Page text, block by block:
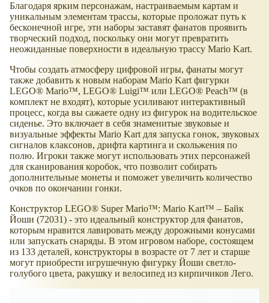
Благодаря ярким персонажам, настраиваемым картам и
уникальным элементам трассы, которые проложат путь к
бесконечной игре, эти наборы заставят фанатов проявить
творческий подход, поскольку они могут превратить
неожиданные поверхности в идеальную трассу Mario Kart.
Чтобы создать атмосферу цифровой игры, фанаты могут
также добавить к новым наборам Mario Kart фигурки
LEGO® Mario™, LEGO® Luigi™ или LEGO® Peach™ (в
комплект не входят), которые усиливают интерактивный
процесс, когда вы сажаете одну из фигурок на водительское
сиденье. Это включает в себя знаменитые звуковые и
визуальные эффекты Mario Kart для запуска гонок, звуковых
сигналов клаксонов, дрифта картинга и скольжения по
полю. Игроки также могут использовать этих персонажей
для сканирования коробок, что позволит собирать
дополнительные монеты и поможет увеличить количество
очков по окончании гонки.
Конструктор LEGO® Super Mario™: Mario Kart™ – Байк
Йоши (72031) - это идеальный конструктор для фанатов,
которым нравится лавировать между дорожными конусами
или запускать снаряды. В этом игровом наборе, состоящем
из 133 деталей, конструкторы в возрасте от 7 лет и старше
могут приобрести игрушечную фигурку Йоши светло-
голубого цвета, ракушку и велосипед из кирпичиков Лего.